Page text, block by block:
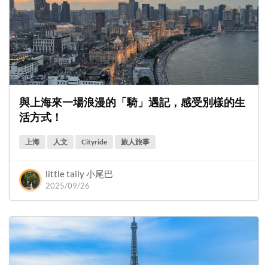
與上海來一場浪漫的「騎」遇記，感受別樣的生
活方式！
上海 人文 Cityride 旅人旅事
little taily 小尾巴
2025/09/26